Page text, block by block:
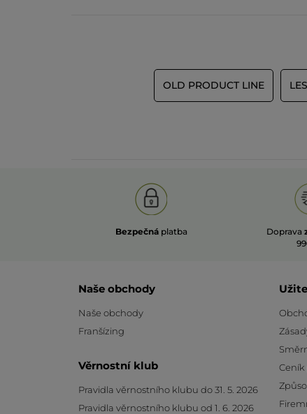
OLD PRODUCT LINE
Bezpečná platba Doprava
Naše obchody
Naše obchody
Franšízing
Věrnostní klub
Pravidla věrnostního klubu do 31. 5. 2026
Pravidla věrnostního klubu od 1. 6. 2026